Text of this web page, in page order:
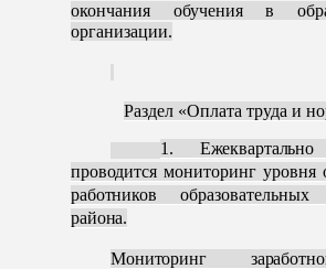
окончания обучения в
организации.
Раздел «Оплата труда и
1. Ежеквартально
проводится мониторинг уровня
работников образовательных
района.
Мониторинг